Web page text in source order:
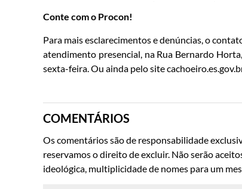
Conte com o Procon!
Para mais esclarecimentos e denúncias, o
atendimento presencial, na Rua Bernardo
sexta-feira. Ou ainda pelo site
COMENTÁRIOS
Os comentários são de responsabilidade
reservamos o direito de excluir. Não serão
ideológica, multiplicidade de nomes para um